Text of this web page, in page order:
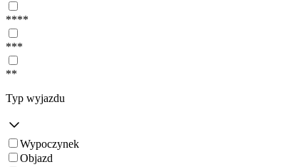
****
***
**
Typ wyjazdu
Wypoczynek
Objazd